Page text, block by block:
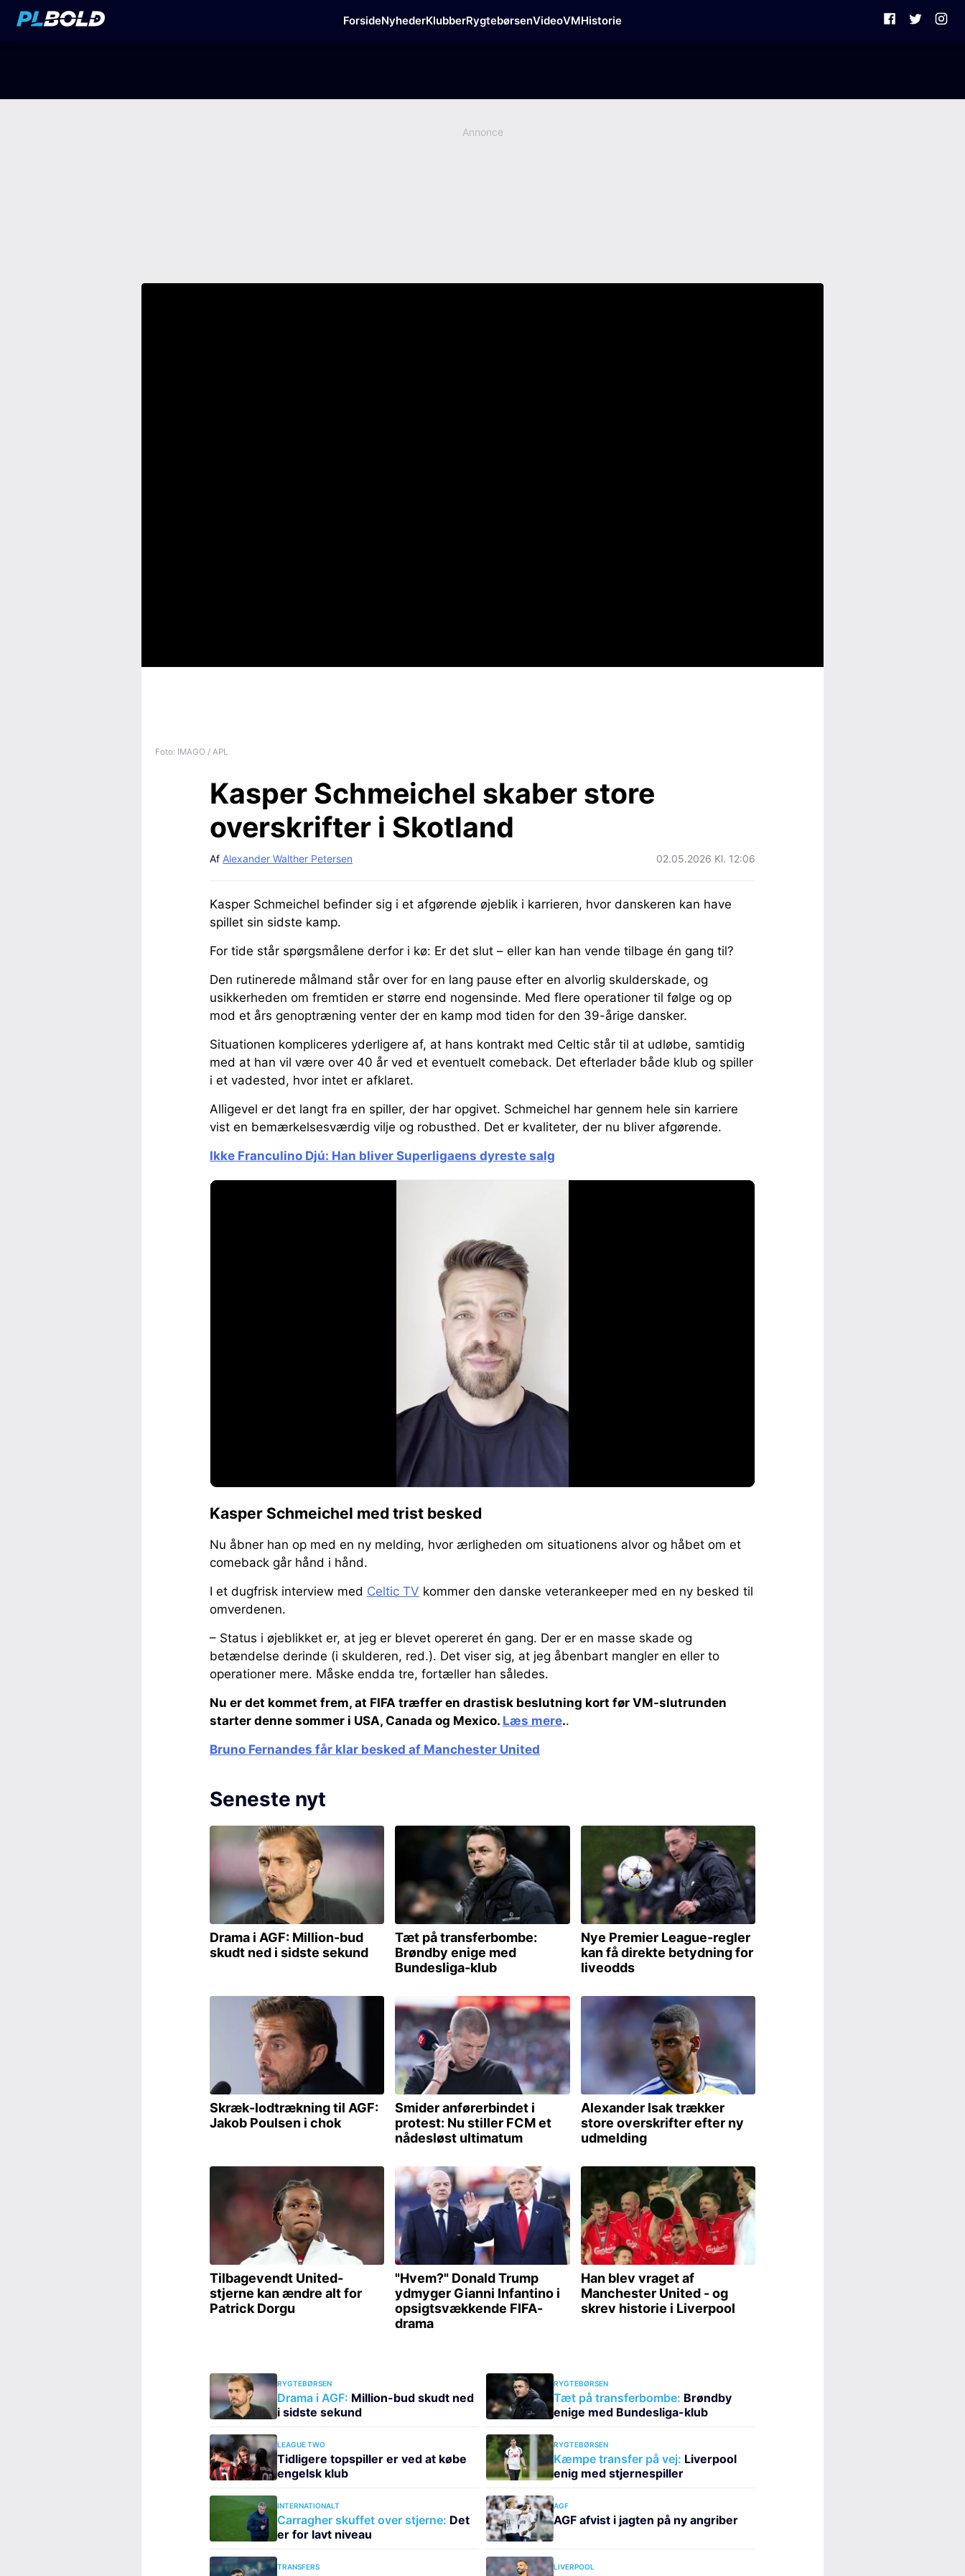
ForsideNyhederKlubberRygtebørsenVideoVMHistorie
Annonce
Foto: IMAGO / APL
Kasper Schmeichel skaber store
overskrifter i Skotland
Af Alexander Walther Petersen 02.05.2026 Kl. 12:06
Kasper Schmeichel befinder sig i et afgørende øjeblik i karrieren, hvor danskeren kan have
spillet sin sidste kamp.
For tide står spørgsmålene derfor i kø: Er det slut – eller kan han vende tilbage én gang til?
Den rutinerede målmand står over for en lang pause efter en alvorlig skulderskade, og
usikkerheden om fremtiden er større end nogensinde. Med flere operationer til følge og op
mod et års genoptræning venter der en kamp mod tiden for den 39-årige dansker.
Situationen kompliceres yderligere af, at hans kontrakt med Celtic står til at udløbe, samtidig
med at han vil være over 40 år ved et eventuelt comeback. Det efterlader både klub og spiller
i et vadested, hvor intet er afklaret.
Alligevel er det langt fra en spiller, der har opgivet. Schmeichel har gennem hele sin karriere
vist en bemærkelsesværdig vilje og robusthed. Det er kvaliteter, der nu bliver afgørende.
Ikke Franculino Djú: Han bliver Superligaens dyreste salg
Kasper Schmeichel med trist besked
Nu åbner han op med en ny melding, hvor ærligheden om situationens alvor og håbet om et
comeback går hånd i hånd.
I et dugfrisk interview med Celtic TV kommer den danske veterankeeper med en ny besked til
omverdenen.
– Status i øjeblikket er, at jeg er blevet opereret én gang. Der er en masse skade og
betændelse derinde (i skulderen, red.). Det viser sig, at jeg åbenbart mangler en eller to
operationer mere. Måske endda tre, fortæller han således.
Nu er det kommet frem, at FIFA træffer en drastisk beslutning kort før VM-slutrunden
starter denne sommer i USA, Canada og Mexico. Læs mere..
Bruno Fernandes får klar besked af Manchester United
Seneste nyt
RYGTEBØRSEN
Drama i AGF: Million-bud skudt ned
i sidste sekund
RYGTEBØRSEN
Tæt på transferbombe: Brøndby
enige med Bundesliga-klub
LEAGUE TWO
Tidligere topspiller er ved at købe
engelsk klub
RYGTEBØRSEN
Kæmpe transfer på vej: Liverpool
enig med stjernespiller
INTERNATIONALT
Carragher skuffet over stjerne: Det
er for lavt niveau
AGF
AGF afvist i jagten på ny angriber
TRANSFERS LIVERPOOL